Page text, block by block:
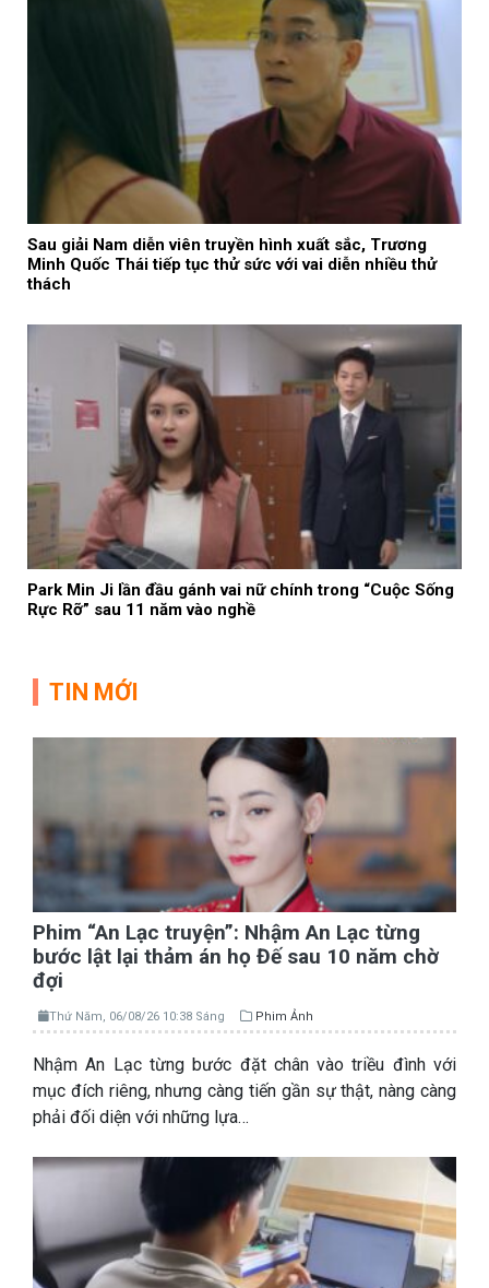
Sau giải Nam diễn viên truyền hình xuất sắc, Trương
Minh Quốc Thái tiếp tục thử sức với vai diễn nhiều thử
thách
Park Min Ji lần đầu gánh vai nữ chính trong “Cuộc Sống
Rực Rỡ” sau 11 năm vào nghề
TIN MỚI
Phim “An Lạc truyện”: Nhậm An Lạc từng
bước lật lại thảm án họ Đế sau 10 năm chờ
đợi
Thứ Năm, 06/08/26 10:38 Sáng Phim Ảnh
Nhậm An Lạc từng bước đặt chân vào triều đình với
mục đích riêng, nhưng càng tiến gần sự thật, nàng càng
phải đối diện với những lựa…